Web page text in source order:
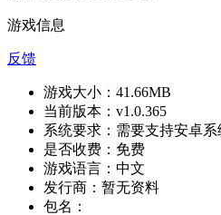
游戏信息
反馈
游戏大小： 41.66MB
当前版本： v1.0.365
系统要求： 需要支持安卓系
是否收费： 免费
游戏语言： 中文
发行商： 暂无资料
包名：